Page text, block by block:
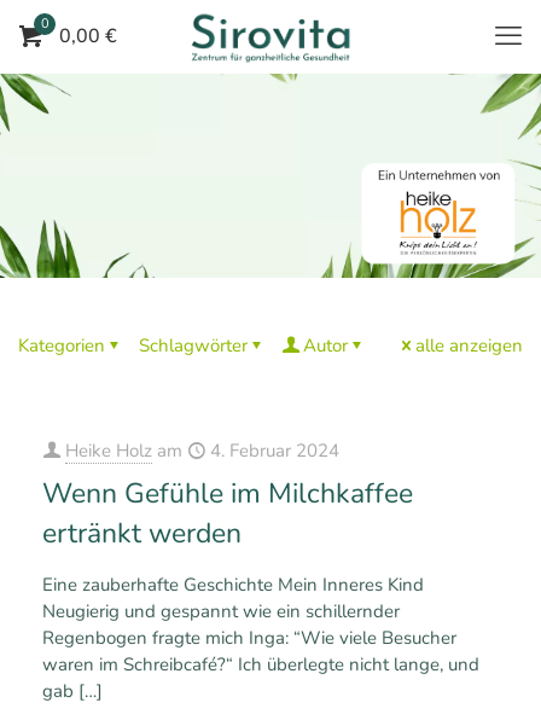
0 0,00 €
Kategorien Schlagwörter Autor alle anzeigen
Heike Holz am 4. Februar 2024
Wenn Gefühle im Milchkaffee
ertränkt werden
Eine zauberhafte Geschichte Mein Inneres Kind
Neugierig und gespannt wie ein schillernder
Regenbogen fragte mich Inga: “Wie viele Besucher
waren im Schreibcafé?“ Ich überlegte nicht lange, und
gab […]